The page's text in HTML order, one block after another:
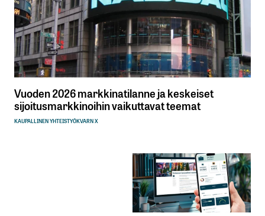
Vuoden 2026 markkinatilanne ja keskeiset
sijoitusmarkkinoihin vaikuttavat teemat
KAUPALLINEN YHTEISTYÖKVARN X